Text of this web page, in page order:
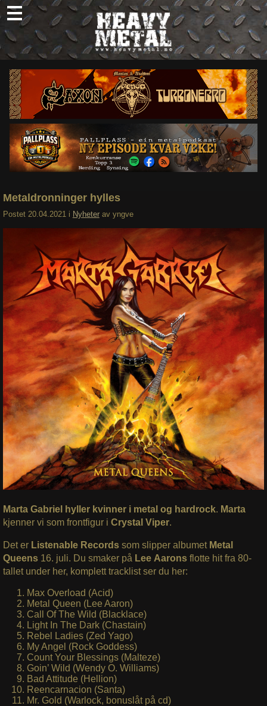
Skip
to
content
Nyheter
Omtaler
Intervjuer
Om oss
Abonner
Søk
Metaldronninger hylles
Postet 20.04.2021 i Nyheter av yngve
Marta Gabriel hyller kvinner i metal og hardrock. Marta
kjenner vi som frontfigur i Crystal Viper.
Det er Listenable Records som slipper albumet Metal
Queens16. juli. Du smaker på Lee Aaronsflotte hit fra 80-
tallet under her, komplett tracklist ser du her:
Max Overload (Acid)
Metal Queen (Lee Aaron)
Call Of The Wild (Blacklace)
Light In The Dark (Chastain)
Rebel Ladies (Zed Yago)
My Angel (Rock Goddess)
Count Your Blessings (Malteze)
Goin’ Wild (Wendy O. Williams)
Bad Attitude (Hellion)
Reencarnacion (Santa)
Mr. Gold (Warlock, bonuslåt på cd)